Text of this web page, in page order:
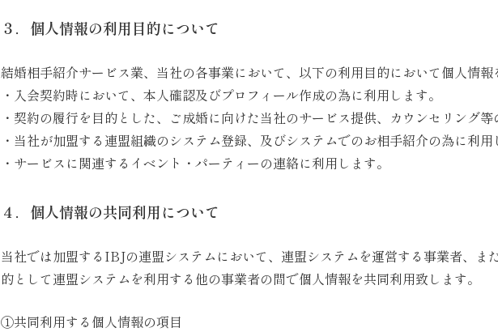
３．個人情報の利用目的について
結婚相手紹介サービス業、当社の各事業において、以下の利用目的において個人情報
・入会契約時において、本人確認及びプロフィール作成の為に利用します。
・契約の履行を目的とした、ご成婚に向けた当社のサービス提供、カウンセリング等
・当社が加盟する連盟組織のシステム登録、及びシステムでのお相手紹介の為に利用
・サービスに関連するイベント・パーティーの連絡に利用します。
４．個人情報の共同利用について
当社では加盟するIBJの連盟システムにおいて、連盟システムを運営する事業者、ま
的として連盟システムを利用する他の事業者の間で個人情報を共同利用致します。
①共同利用する個人情報の項目